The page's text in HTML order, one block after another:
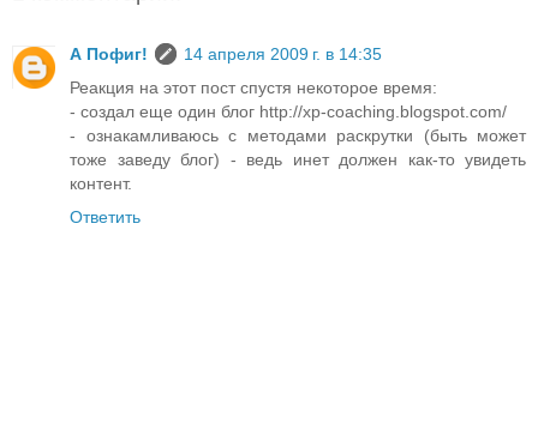
А Пофиг!
14 апреля 2009 г. в 14:35
Реакция на этот пост спустя некоторое время:
- создал еще один блог http://xp-coaching.blogspot.com/
- ознакамливаюсь с методами раскрутки (быть может
тоже заведу блог) - ведь инет должен как-то увидеть
контент.
Ответить